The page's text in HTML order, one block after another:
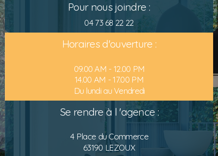
Pour nous joindre :
04 73 68 22 22
Horaires d'ouverture :
09.00 AM - 12.00 PM
14.00 AM - 17.00 PM
Du lundi au Vendredi
Se rendre à l 'agence :
4 Place du Commerce
63190 LEZOUX